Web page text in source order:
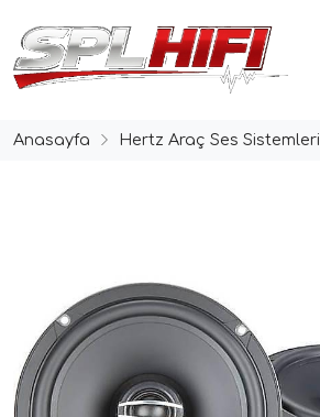
Anasayfa Hertz Araç Ses Sistemleri